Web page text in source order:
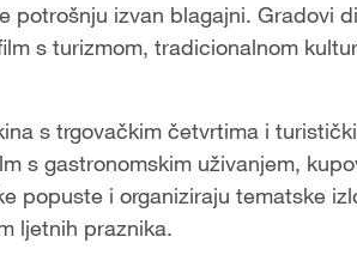
potrošnju izvan blagajni. Gradovi
s turizmom, tradicionalnom
s trgovačkim četvrtima i
s gastronomskim uživanjem,
popuste i organiziraju tematske
ljetnih praznika.